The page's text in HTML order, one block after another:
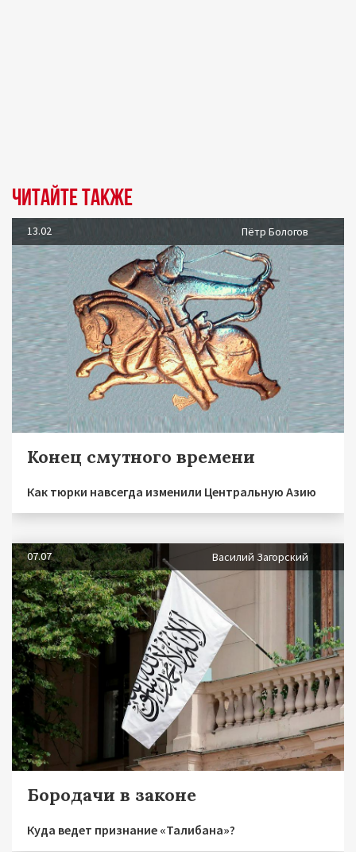
Читайте также
13.02 Пётр Бологов
Конец смутного времени
Как тюрки навсегда изменили Центральную Азию
07.07 Василий Загорский
Бородачи в законе
Куда ведет признание «Талибана»?